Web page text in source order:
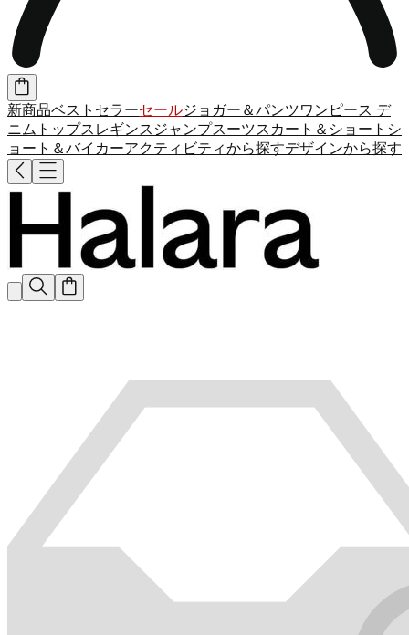
新商品ベストセラーセールジョガー＆パンツワンピース デ
ニム トップス レギンス ジャンプスーツスカート＆ショート シ
ョート＆バイカーアクティビティから探すデザインから探す